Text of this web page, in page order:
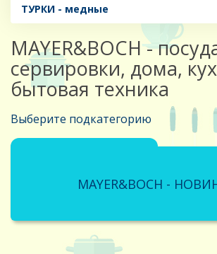
ТУРКИ - медные
MAYER&BOCH -
сервировки, дома,
бытовая техника
Выберите подкатегорию
MAYER&BOCH -